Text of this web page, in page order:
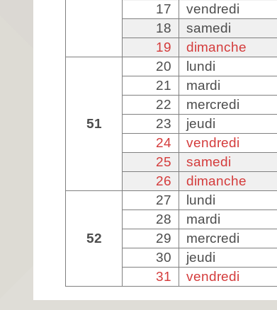
17
vendredi
18
samedi
19
dimanche
51
20
lundi
21
mardi
22
mercredi
23
jeudi
24
vendredi
25 samedi
26 dimanche
52
27
lundi
28
mardi
29
mercredi
30
jeudi
31
vendredi